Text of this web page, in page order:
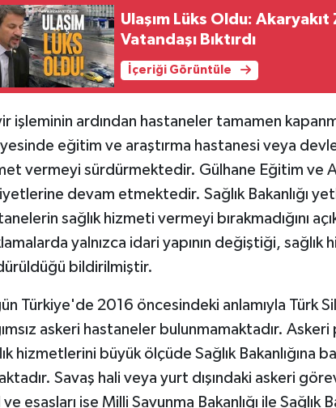
Ulaşım Lüks Oldu: Akaryakıt
Vatandaşı Bıktırdı
İçeriği Görüntüle
işleminin ardından hastaneler tamamen
eğitim ve araştırma hastanesi veya
vermeyi sürdürmektedir. Gülhane Eğitim ve
devam etmektedir. Sağlık Bakanlığı
sağlık hizmeti vermeyi bırakmadığını
yalnızca idari yapının değiştiği,
bildirilmiştir.
Türkiye'de 2016 öncesindeki anlamıyla Türk
askeri hastaneler bulunmamaktadır.
hizmetlerini büyük ölçüde Sağlık Bakanlığına
Savaş hali veya yurt dışındaki askeri
ve esasları ise Milli Savunma Bakanlığı ile Sağlık